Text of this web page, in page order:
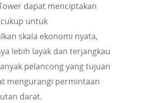
dapat menciptakan
untuk
skala ekonomi nyata,
lebih layak dan terjangkau
pelancong yang tujuan
mengurangi permintaan
darat.